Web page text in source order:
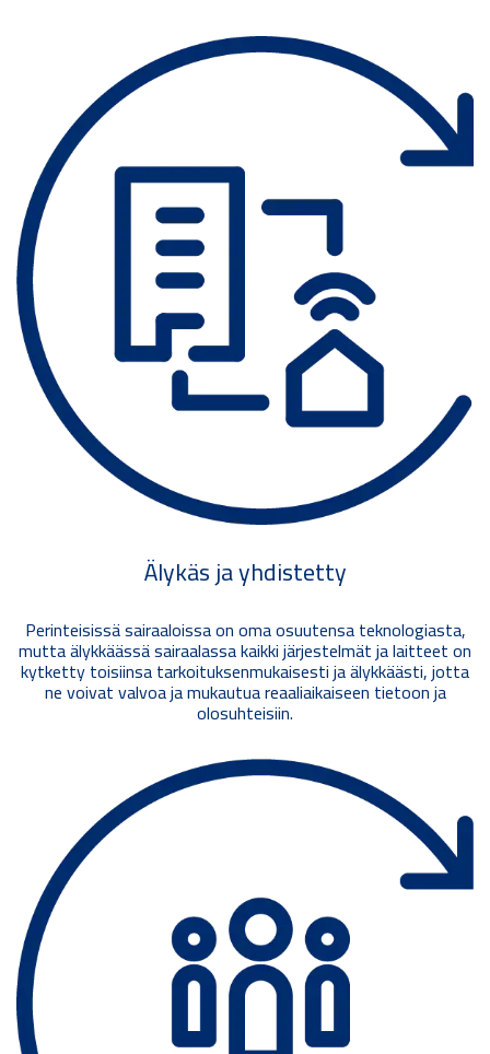
Älykäs ja yhdistetty
Perinteisissä sairaaloissa on oma osuutensa teknologiasta,
mutta älykkäässä sairaalassa kaikki järjestelmät ja laitteet on
kytketty toisiinsa tarkoituksenmukaisesti ja älykkäästi, jotta
ne voivat valvoa ja mukautua reaaliaikaiseen tietoon ja
olosuhteisiin.